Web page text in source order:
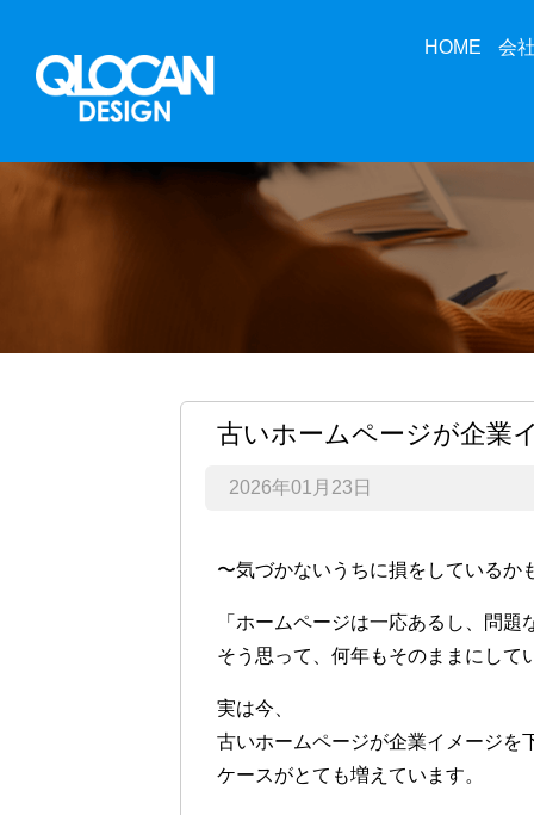
HOME 会
古いホームページが企業
2026年01月23日
〜気づかないうちに損をしているか
「ホームページは一応あるし、問題
そう思って、何年もそのままにして
実は今、
古いホームページが企業イメージを
ケースがとても増えています。